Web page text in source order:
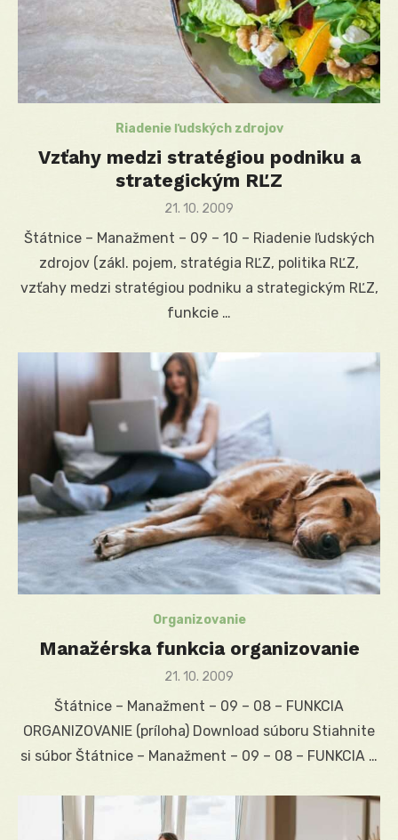
Riadenie ľudských zdrojov
Vzťahy medzi stratégiou podniku a
strategickým RĽZ
Posted
21. 10. 2009
Štátnice – Manažment – 09 – 10 – Riadenie ľudských
zdrojov (zákl. pojem, stratégia RĽZ, politika RĽZ,
vzťahy medzi stratégiou podniku a strategickým RĽZ,
funkcie …
Organizovanie
Manažérska funkcia organizovanie
Posted
21. 10. 2009
Štátnice – Manažment – 09 – 08 – FUNKCIA
ORGANIZOVANIE (príloha) Download súboru Stiahnite
si súbor Štátnice – Manažment – 09 – 08 – FUNKCIA …